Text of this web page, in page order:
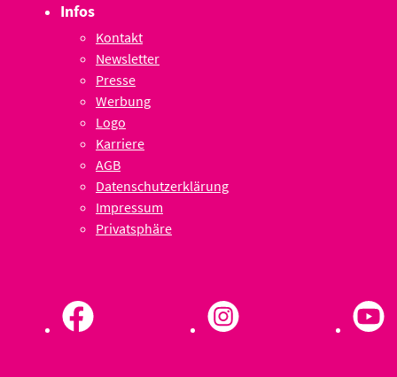
Infos
Kontakt
Newsletter
Presse
Werbung
Logo
Karriere
AGB
Datenschutzerklärung
Impressum
Privatsphäre